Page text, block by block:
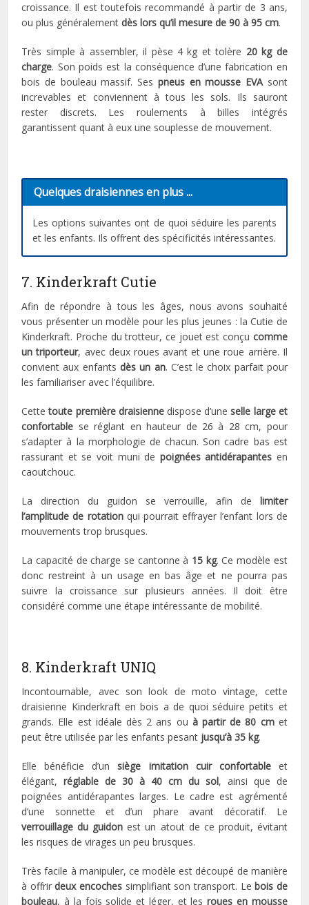
croissance. Il est toutefois recommandé à partir de 3 ans,
ou plus généralementdès lors qu’il mesure de 90 à 95 cm.
Très simple à assembler, il pèse 4 kg et tolère 20 kg de
charge. Son poids est la conséquence d’une fabrication en
bois de bouleau massif. Ses pneus en mousse EVAsont
increvables et conviennent à tous les sols. Ils sauront
rester discrets. Les roulements à billes intégrés
garantissent quant à eux une souplesse de mouvement.
Quelques draisiennes en plus ...
Les options suivantes ont de quoi séduire les parents
et les enfants. Ils offrent des spécificités intéressantes.
7. Kinderkraft Cutie
Afin de répondre à tous les âges, nous avons souhaité
vous présenter un modèle pour les plus jeunes : la Cutie de
Kinderkraft. Proche du trotteur, ce jouet est conçu comme
un triporteur, avec deux roues avant et une roue arrière. Il
convient aux enfants dès un an. C’est le choix parfait pour
les familiariser avec l’équilibre.
Cettetoute première draisiennedispose d’uneselle large et
confortable se réglant en hauteur de 26 à 28 cm, pour
s’adapter à la morphologie de chacun. Son cadre bas est
rassurant et se voit muni de poignées antidérapantes en
caoutchouc.
La direction du guidon se verrouille, afin de limiter
l’amplitude de rotationqui pourrait effrayer l’enfant lors de
mouvements trop brusques.
La capacité de charge se cantonne à 15 kg. Ce modèle est
donc restreint à un usage en bas âge et ne pourra pas
suivre la croissance sur plusieurs années. Il doit être
considéré comme une étape intéressante de mobilité.
8. Kinderkraft UNIQ
Incontournable, avec son look de moto vintage, cette
draisienne Kinderkraft en bois a de quoi séduire petits et
grands. Elle est idéale dès 2 ans ou à partir de 80 cmet
peut être utilisée par les enfants pesant jusqu’à 35 kg.
Elle bénéficie d’unsiège imitation cuir confortableet
élégant,réglable de 30 à 40 cm du sol, ainsi que de
poignées antidérapantes larges. Le cadre est agrémenté
d’une sonnette et d’un phare avant décoratif. Le
verrouillage du guidon est un atout de ce produit, évitant
les risques de virages un peu brusques.
Très facile à manipuler, ce modèle est découpé de manière
à offrirdeux encoches simplifiant son transport. Lebois de
bouleau, à la fois solide et léger, et lesroues en mousse